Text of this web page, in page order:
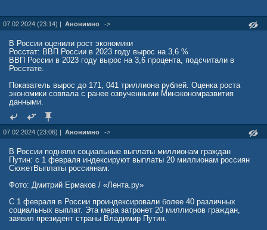
07.02.2024 (23:14) | Анонимно ->
В России оценили рост экономики
Росстат: ВВП России в 2023 году вырос на 3,6 %
ВВП России в 2023 году вырос на 3,6 процента, подсчитали в
Росстате.
Показатель вырос до 171, 041 триллиона рублей. Оценка роста
экономики совпала с ранее озвученными Минэкономразвития
данными.
07.02.2024 (23:06) | Анонимно ->
В России подняли социальные выплаты миллионам граждан
Путин: с 1 февраля индексируют выплаты 20 миллионам россиян
СюжетВыплаты россиянам:
Фото: Дмитрий Ермаков / «Лента.ру»
С 1 февраля в России проиндексировали более 40 различных
социальных выплат. Эта мера затронет 20 миллионов граждан,
заявил президент страны Владимир Путин.